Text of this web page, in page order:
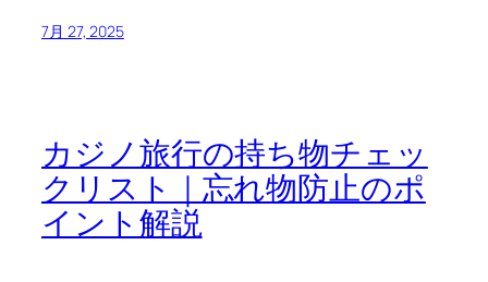
7月 27, 2025
カジノ旅行の持ち物チェッ
クリスト｜忘れ物防止のポ
イント解説